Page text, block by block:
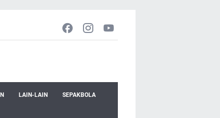
LAIN-LAIN SEPAKBOLA